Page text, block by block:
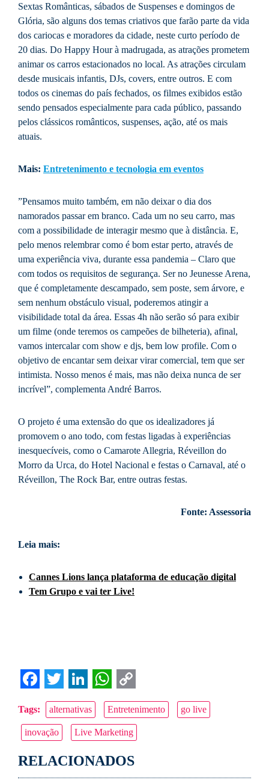
Sextas Românticas, sábados de Suspenses e domingos de
Glória, são alguns dos temas criativos que farão parte da vida
dos cariocas e moradores da cidade, neste curto período de
20 dias. Do Happy Hour à madrugada, as atrações prometem
animar os carros estacionados no local. As atrações circulam
desde musicais infantis, DJs, covers, entre outros. E com
todos os cinemas do país fechados, os filmes exibidos estão
sendo pensados especialmente para cada público, passando
pelos clássicos românticos, suspenses, ação, até os mais
atuais.
Mais: Entretenimento e tecnologia em eventos
”Pensamos muito também, em não deixar o dia dos
namorados passar em branco. Cada um no seu carro, mas
com a possibilidade de interagir mesmo que à distância. E,
pelo menos relembrar como é bom estar perto, através de
uma experiência viva, durante essa pandemia – Claro que
com todos os requisitos de segurança. Ser no Jeunesse Arena,
que é completamente descampado, sem poste, sem árvore, e
sem nenhum obstáculo visual, poderemos atingir a
visibilidade total da área. Essas 4h não serão só para exibir
um filme (onde teremos os campeões de bilheteria), afinal,
vamos intercalar com show e djs, bem low profile. Com o
objetivo de encantar sem deixar virar comercial, tem que ser
intimista. Nosso menos é mais, mas não deixa nunca de ser
incrível”, complementa André Barros.
O projeto é uma extensão do que os idealizadores já
promovem o ano todo, com festas ligadas à experiências
inesquecíveis, como o Camarote Allegria, Réveillon do
Morro da Urca, do Hotel Nacional e festas o Carnaval, até o
Réveillon, The Rock Bar, entre outras festas.
Fonte: Assessoria
Leia mais:
Cannes Lions lança plataforma de educação digital
Tem Grupo e vai ter Live!
Facebook
Twitter
LinkedIn
WhatsApp
Copy
Link
Tags: alternativas Entretenimento go live
inovação Live Marketing
RELACIONADOS